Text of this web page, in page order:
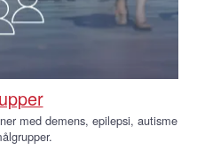
med demens, epilepsi, autisme